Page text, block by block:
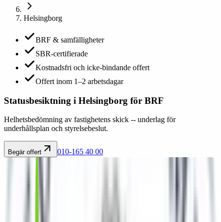
Helsingborg
BRF & samfälligheter
SBR-certifierade
Kostnadsfri och icke-bindande offert
Offert inom 1–2 arbetsdagar
Statusbesiktning i Helsingborg för BRF
Helhetsbedömning av fastighetens skick -- underlag för
underhållsplan och styrelsebeslut.
Begär offert 010-165 40 00